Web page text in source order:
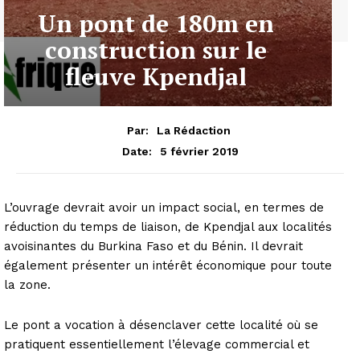
Un pont de 180m en
construction sur le
fleuve Kpendjal
Par:
La Rédaction
Date:
5 février 2019
L’ouvrage devrait avoir un impact social, en termes de
réduction du temps de liaison, de Kpendjal aux localités
avoisinantes du Burkina Faso et du Bénin. Il devrait
également présenter un intérêt économique pour toute
la zone.
Le pont a vocation à désenclaver cette localité où se
pratiquent essentiellement l’élevage commercial et